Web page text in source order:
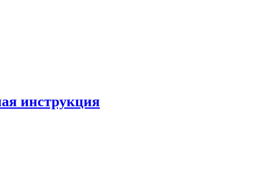
инструкция